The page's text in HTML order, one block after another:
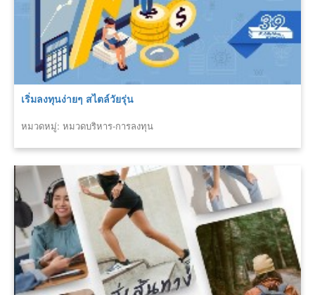
เริ่มลงทุนง่ายๆ สไตล์วัยรุ่น
หมวดหมู่: หมวดบริหาร-การลงทุน